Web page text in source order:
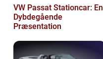
VW Passat Stationcar: En
Dybdegående
Præsentation